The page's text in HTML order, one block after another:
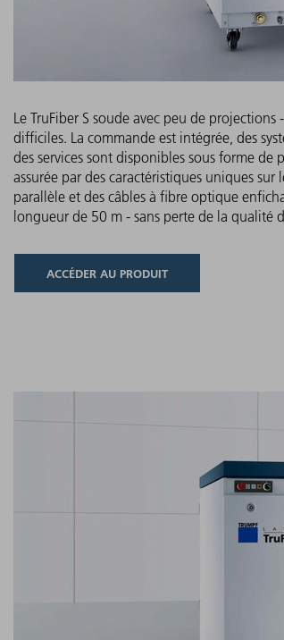
Le TruFiber S soude avec peu de
difficiles. La commande est intégrée, des
des services sont disponibles sous forme
assurée par des caractéristiques uniques
parallèle et des câbles à fibre optique
longueur de 50 m - sans perte de la qualité
ACCÉDER AU PRODUIT